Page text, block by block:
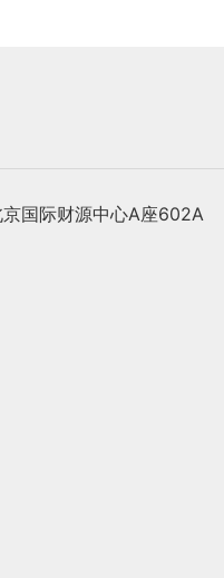
国际财源中心A座602A